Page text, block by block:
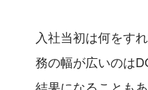
入社当初は何をす
務の幅が広いのは